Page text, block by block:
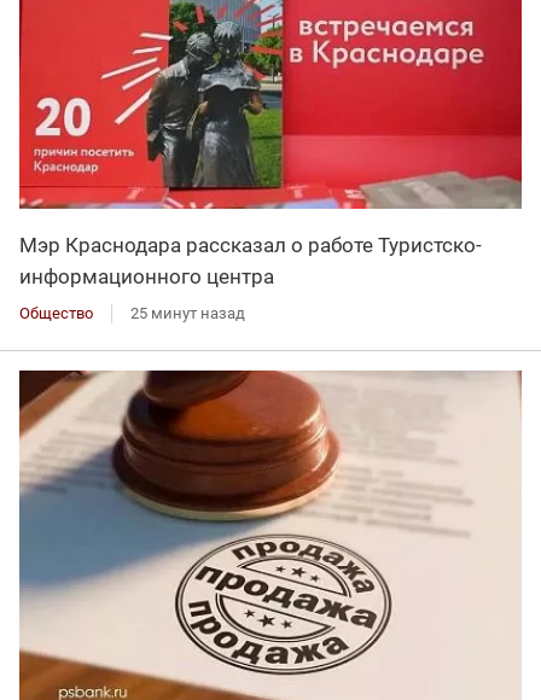
Мэр Краснодара рассказал о работе Туристско-
информационного центра
Общество 25 минут назад